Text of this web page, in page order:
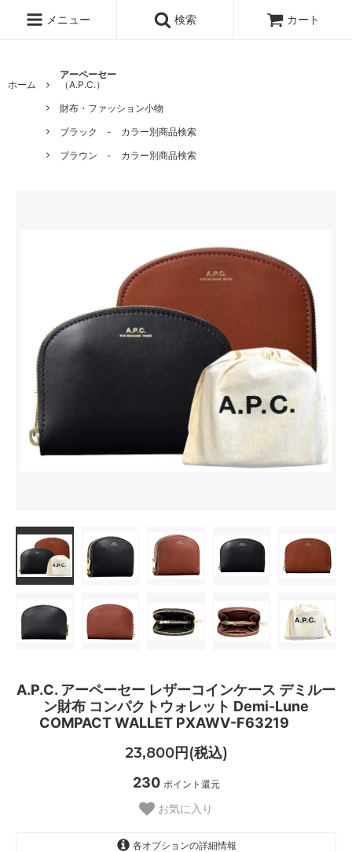
メニュー 検索 カート
ホーム
アーペーセー
（A.P.C.）
財布・ファッション小物
ブラック - カラー別商品検索
ブラウン - カラー別商品検索
A.P.C. アーペーセー レザーコインケース デミルー
ン財布 コンパクトウォレット Demi-Lune
COMPACT WALLET PXAWV-F63219
23,800円(税込)
230 ポイント還元
お気に入り
各オプションの詳細情報